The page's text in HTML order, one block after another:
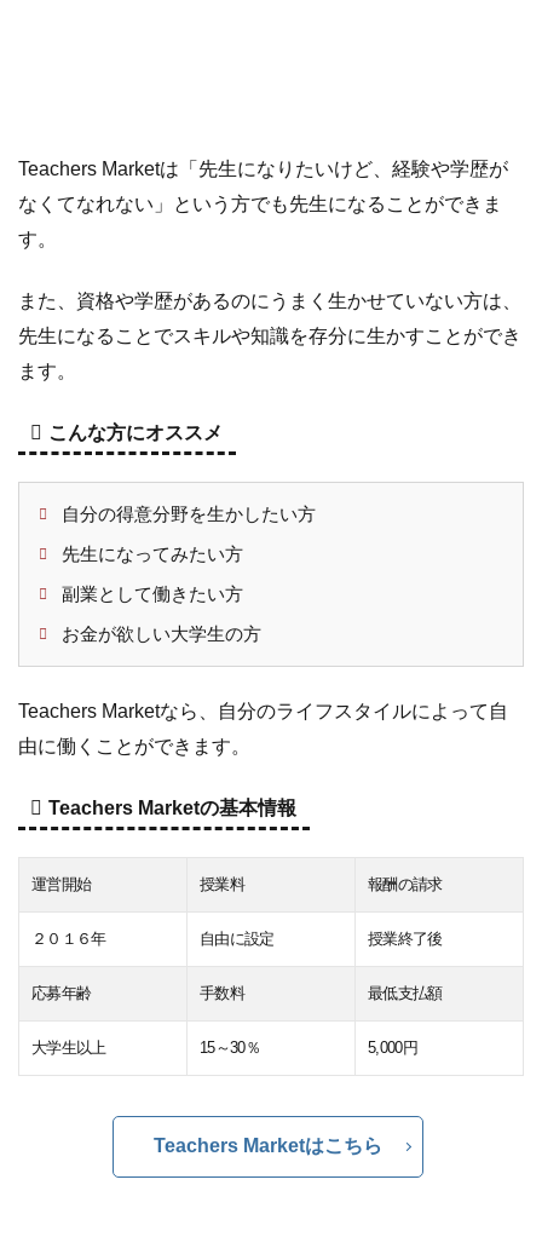
Teachers Marketは「先生になりたいけど、経験や学歴が
なくてなれない」という方でも先生になることができま
す。
また、資格や学歴があるのにうまく生かせていない方は、
先生になることでスキルや知識を存分に生かすことができ
ます。
こんな方にオススメ
自分の得意分野を生かしたい方
先生になってみたい方
副業として働きたい方
お金が欲しい大学生の方
Teachers Marketなら、自分のライフスタイルによって自
由に働くことができます。
Teachers Marketの基本情報
運営開始 授業料 報酬の請求
２０１６年 自由に設定 授業終了後
応募年齢 手数料 最低支払額
大学生以上 15～30％ 5,000円
Teachers Marketはこちら